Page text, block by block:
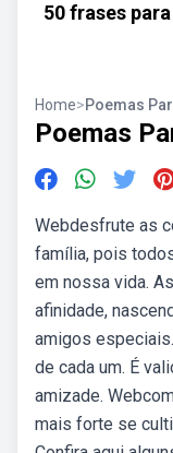
50 frases
Home>Poemas
Poemas
Webdesfrute as
família, pois
em nossa vida.
afinidade,
amigos
de cada um. É
amizade.
mais forte se